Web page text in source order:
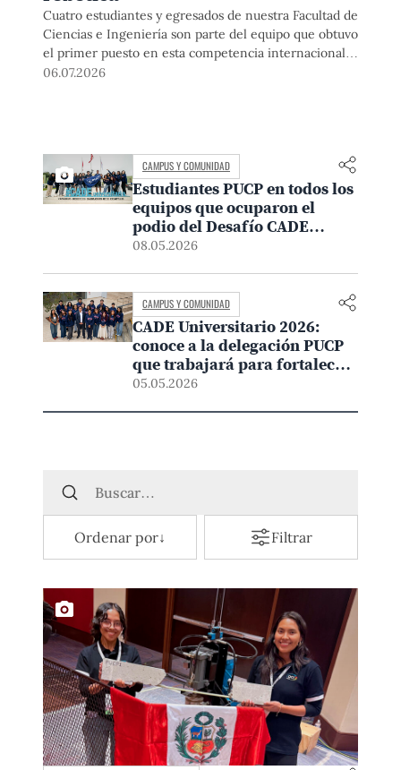
Cuatro estudiantes y egresados de nuestra Facultad de
Ciencias e Ingeniería son parte del equipo que obtuvo
el primer puesto en esta competencia internacional.
Durante su destacada participación desarrollaron
desempeño técnico.
06.07.2026
CAMPUS Y COMUNIDAD
Estudiantes PUCP en todos los
equipos que ocuparon el
podio del Desafío CADE
Universitario
08.05.2026
CAMPUS Y COMUNIDAD
CADE Universitario 2026:
conoce a la delegación PUCP
que trabajará para fortalecer
la democracia
05.05.2026
Ordenar por↓ Filtrar